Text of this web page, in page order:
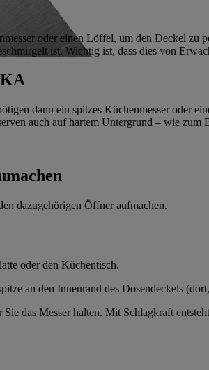
oder einen Löffel, um den Deckel
ist. Wichtig ist, dass dies von
dann ein spitzes Küchenmesser oder
auch auf hartem Untergrund – wie zum
dazugehörigen Öffner aufmachen.
oder den Küchentisch.
an den Innenrand des Dosendeckels
das Messer halten. Mit Schlagkraft